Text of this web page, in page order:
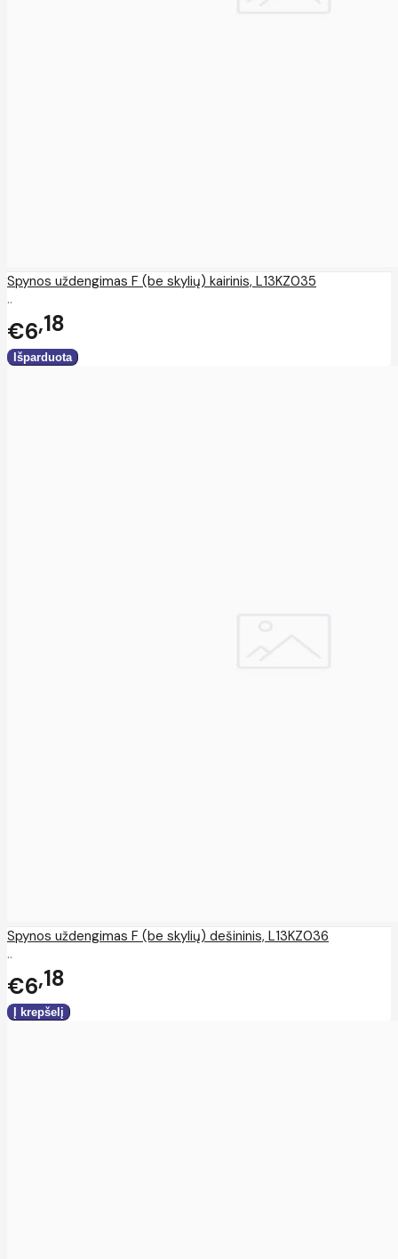
Spynos uždengimas F (be skylių) kairinis, L13KZ035
..
€6 18
Spynos uždengimas F (be skylių) dešininis, L13KZ036
..
€6 18